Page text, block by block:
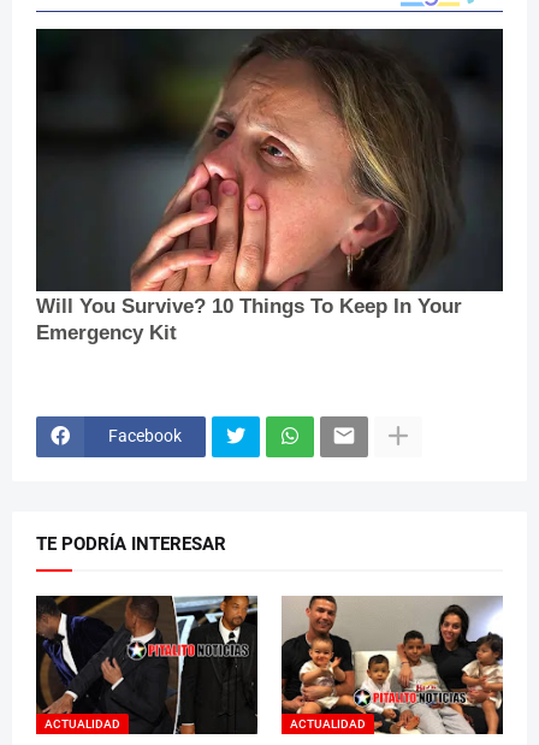
Facebook
TE PODRÍA INTERESAR
ACTUALIDAD ACTUALIDAD